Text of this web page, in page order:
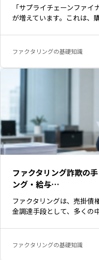
「サプライチェーンファ
が増えています。これは、
ファクタリングの基礎知識
ファクタリング詐欺の
ング・給与…
ファクタリングは、売掛債
金調達手段として、多くの
ファクタリングの基礎知識
います